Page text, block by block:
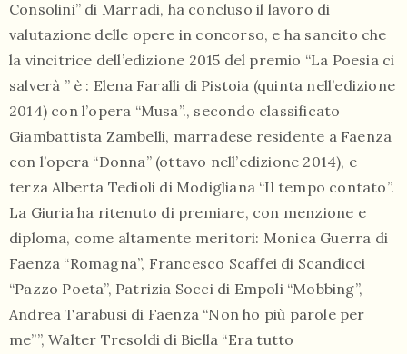
Consolini” di Marradi, ha concluso il lavoro di
valutazione delle opere in concorso, e ha sancito che
la vincitrice dell’edizione 2015 del premio “La Poesia ci
salverà ” è : Elena Faralli di Pistoia (quinta nell’edizione
2014) con l’opera “Musa”., secondo classificato
Giambattista Zambelli, marradese residente a Faenza
con l’opera “Donna” (ottavo nell’edizione 2014), e
terza Alberta Tedioli di Modigliana “Il tempo contato”.
La Giuria ha ritenuto di premiare, con menzione e
diploma, come altamente meritori: Monica Guerra di
Faenza “Romagna”, Francesco Scaffei di Scandicci
“Pazzo Poeta”, Patrizia Socci di Empoli “Mobbing”,
Andrea Tarabusi di Faenza “Non ho più parole per
me””, Walter Tresoldi di Biella “Era tutto